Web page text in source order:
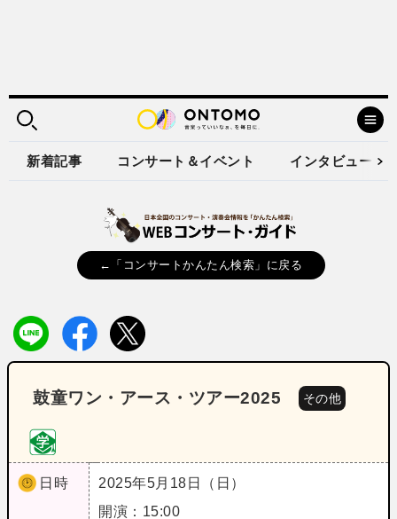
新着記事 コンサート＆イベント インタビュー
←「コンサートかんたん検索」に戻る
鼓童ワン・アース・ツアー2025 その他
日時
2025年5月18日（日）
開演：15:00